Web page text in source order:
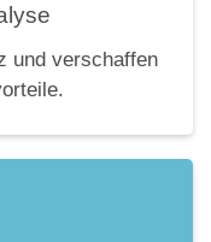
und verschaffen